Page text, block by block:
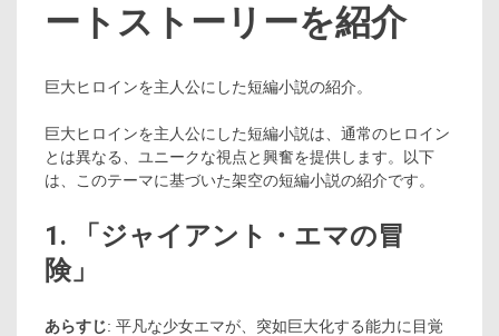
ートストーリーを紹介
巨大ヒロインを主人公にした短編小説の紹介。
巨大ヒロインを主人公にした短編小説は、通常のヒロイン
とは異なる、ユニークな視点と興奮を提供します。以下
は、このテーマに基づいた架空の短編小説の紹介です。
1. 「ジャイアント・エマの冒
険」
あらすじ: 平凡な少女エマが、突如巨大化する能力に目覚